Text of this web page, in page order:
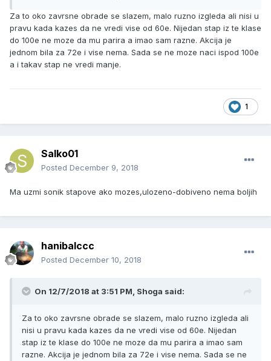
Za to oko zavrsne obrade se slazem, malo ruzno izgleda ali nisi u
pravu kada kazes da ne vredi vise od 60e. Nijedan stap iz te klase
do 100e ne moze da mu parira a imao sam razne. Akcija je
jednom bila za 72e i vise nema. Sada se ne moze naci ispod 100e
a i takav stap ne vredi manje.
1
Salko01
Posted December 9, 2018
Ma uzmi sonik stapove ako mozes,ulozeno-dobiveno nema boljih
hanibalccc
Posted December 10, 2018
On 12/7/2018 at 3:51 PM, Shoga said:
Za to oko zavrsne obrade se slazem, malo ruzno izgleda ali
nisi u pravu kada kazes da ne vredi vise od 60e. Nijedan
stap iz te klase do 100e ne moze da mu parira a imao sam
razne. Akcija je jednom bila za 72e i vise nema. Sada se ne